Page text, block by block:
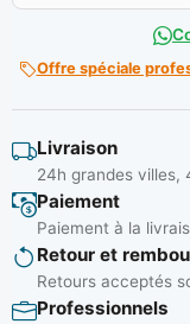
Offre spéciale
Livraison
24h grandes villes,
Paiement
Paiement à la
Retour et
Retours acceptés
Professionnels